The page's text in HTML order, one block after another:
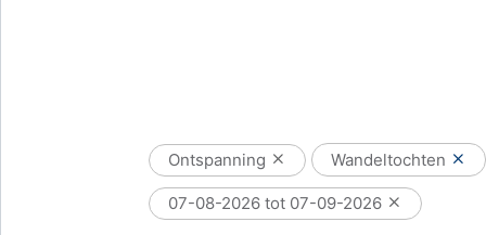
Ontspanning Wandeltochten
07-08-2026 tot 07-09-2026